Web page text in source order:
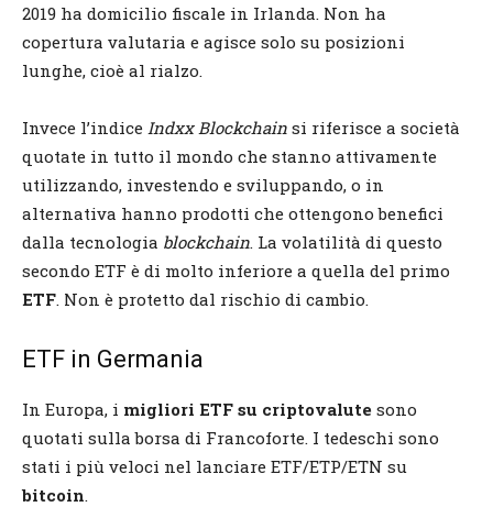
2019 ha domicilio fiscale in Irlanda. Non ha
copertura valutaria e agisce solo su posizioni
lunghe, cioè al rialzo.
Invece l’indice Indxx Blockchain si riferisce a società
quotate in tutto il mondo che stanno attivamente
utilizzando, investendo e sviluppando, o in
alternativa hanno prodotti che ottengono benefici
dalla tecnologia blockchain. La volatilità di questo
secondo ETF è di molto inferiore a quella del primo
ETF. Non è protetto dal rischio di cambio.
ETF in Germania
In Europa, i migliori ETF su criptovalute sono
quotati sulla borsa di Francoforte. I tedeschi sono
stati i più veloci nel lanciare ETF/ETP/ETN su
bitcoin.